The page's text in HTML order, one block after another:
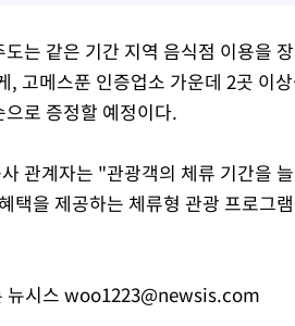
도는 같은 기간 지역 음식점 이용을
, 고메스푼 인증업소 가운데 2곳 이
으로 증정할 예정이다.
관계자는 "관광객의 체류 기간을
택을 제공하는 체류형 관광 프로그
시스 woo1223@newsis.com